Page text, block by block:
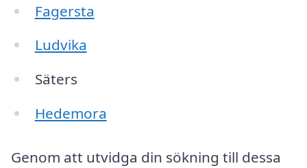
Fagersta
Ludvika
Säters
Hedemora
Genom att utvidga din sökning till dessa